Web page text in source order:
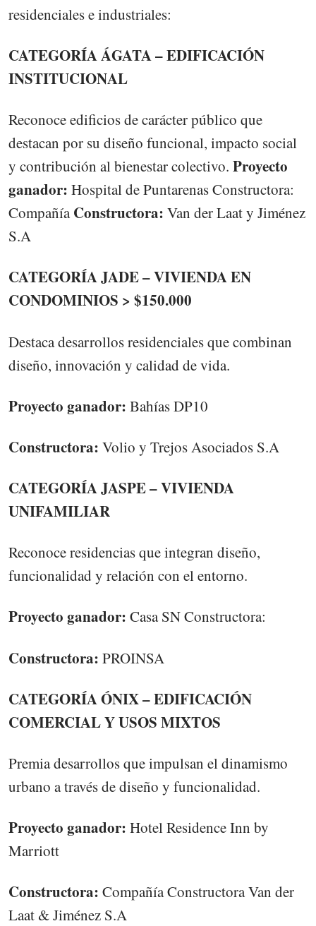
residenciales e industriales:
CATEGORÍA ÁGATA – EDIFICACIÓN
INSTITUCIONAL
Reconoce edificios de carácter público que
destacan por su diseño funcional, impacto social
y contribución al bienestar colectivo. Proyecto
ganador: Hospital de Puntarenas Constructora:
CompañíaConstructora: Van der Laat y Jiménez
S.A
CATEGORÍA JADE – VIVIENDA EN
CONDOMINIOS > $150.000
Destaca desarrollos residenciales que combinan
diseño, innovación y calidad de vida.
Proyecto ganador: Bahías DP10
Constructora: Volio y Trejos Asociados S.A
CATEGORÍA JASPE – VIVIENDA
UNIFAMILIAR
Reconoce residencias que integran diseño,
funcionalidad y relación con el entorno.
Proyecto ganador: Casa SN Constructora:
Constructora: PROINSA
CATEGORÍA ÓNIX – EDIFICACIÓN
COMERCIAL Y USOS MIXTOS
Premia desarrollos que impulsan el dinamismo
urbano a través de diseño y funcionalidad.
Proyecto ganador: Hotel Residence Inn by
Marriott
Constructora: Compañía Constructora Van der
Laat & Jiménez S.A